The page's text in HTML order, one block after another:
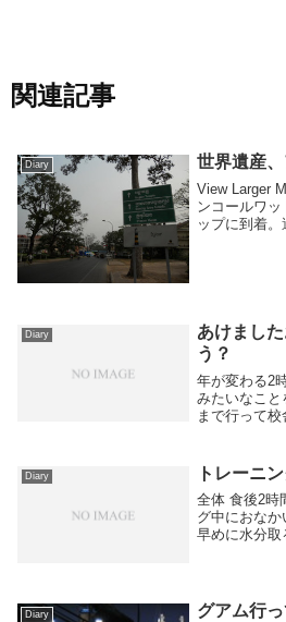
関連記事
Diary 世界遺産
View Larger
ンコールワ
ップに到着。
Diary
あけまし
う？
年が変わる2
みたいなこと
まで行って校
業以来会っ
ま亀戸天神
飲み屋に入
から飲み過ぎ
Diary トレーニ
全体 食後2時
グ中におな
早めに水分取
方法 ダイエ
なく...
Diary グアム行